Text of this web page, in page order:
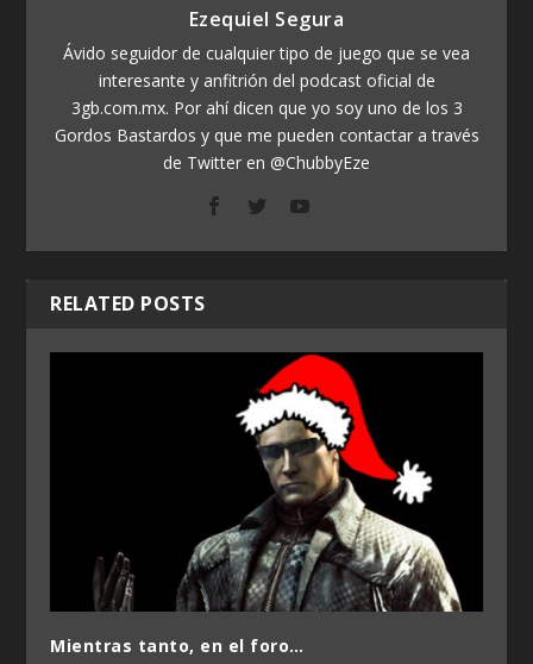
Ezequiel Segura
Ávido seguidor de cualquier tipo de juego que se vea
interesante y anfitrión del podcast oficial de
3gb.com.mx. Por ahí dicen que yo soy uno de los 3
Gordos Bastardos y que me pueden contactar a través
de Twitter en @ChubbyEze
RELATED POSTS
Mientras tanto, en el foro…